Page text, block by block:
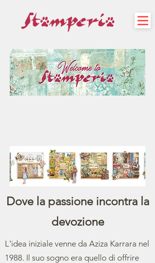
Dove la passione incontra la
devozione
L'idea iniziale venne da Aziza Karrara nel
1988. Il suo sogno era quello di offrire